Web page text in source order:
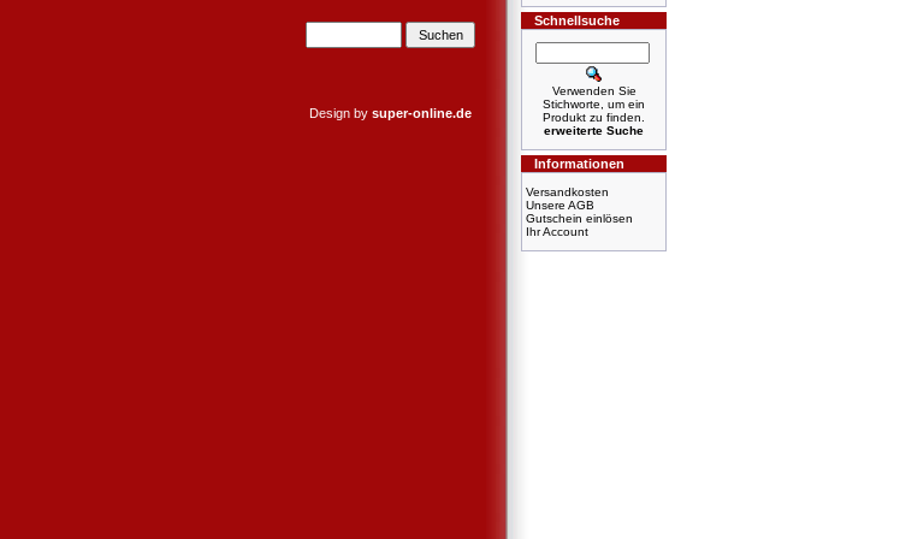
Design by super-online.de
Schnellsuche
Verwenden Sie
Stichworte, um ein
Produkt zu finden.
erweiterte Suche
Informationen
Versandkosten
Unsere AGB
Gutschein einlösen
Ihr Account